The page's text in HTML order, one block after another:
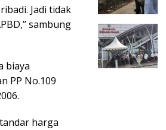
Jadi tidak
sambung
biaya
PP No.109
harga